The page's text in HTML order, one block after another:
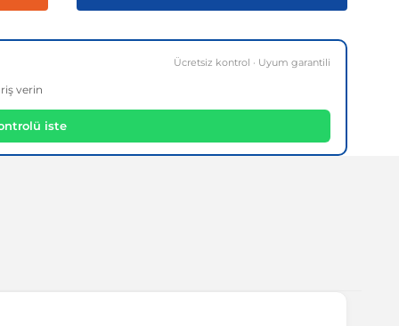
Ücretsiz kontrol · Uyum garantili
verin
iste